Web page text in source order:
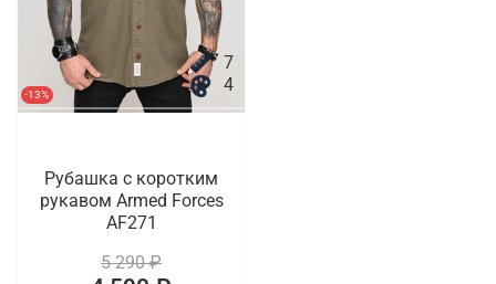
-13%
7
4
Рубашка с коротким
рукавом Armed Forces
AF271
5 290 ₽